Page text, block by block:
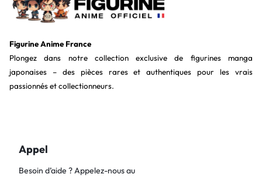
Figurine Anime France
Plongez dans notre collection exclusive de figurines manga
japonaises – des pièces rares et authentiques pour les vrais
passionnés et collectionneurs.
Appel
Besoin d’aide ? Appelez-nous au